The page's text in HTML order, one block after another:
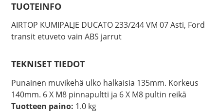
TUOTEINFO
AIRTOP KUMIPALJE DUCATO 233/244 VM 07 Asti, Ford
transit etuveto vain ABS jarrut
TEKNISET TIEDOT
Punainen muvikehä ulko halkaisia 135mm. Korkeus
140mm. 6 X M8 pinnapultti ja 6 X M8 pultin reikä
Tuotteen paino: 1.0 kg